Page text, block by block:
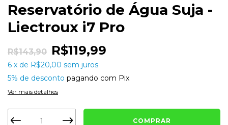
Reservatório de Água Suja -
Liectroux i7 Pro
R$143,90 R$119,99
6 x de R$20,00 sem juros
5% de desconto pagando com Pix
Ver mais detalhes